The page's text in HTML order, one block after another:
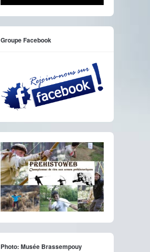
Groupe Facebook
Photo: Musée Brassempouy